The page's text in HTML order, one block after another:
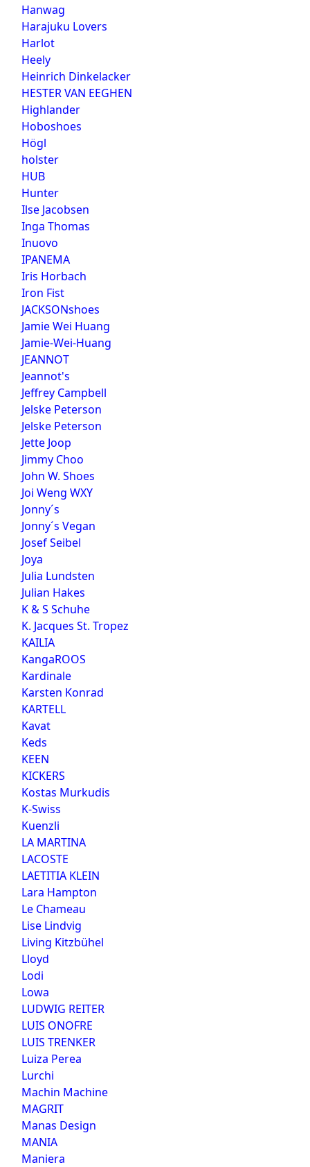
Hanwag
Harajuku Lovers
Harlot
Heely
Heinrich Dinkelacker
HESTER VAN EEGHEN
Highlander
Hoboshoes
Högl
holster
HUB
Hunter
Ilse Jacobsen
Inga Thomas
Inuovo
IPANEMA
Iris Horbach
Iron Fist
JACKSONshoes
Jamie Wei Huang
Jamie-Wei-Huang
JEANNOT
Jeannot's
Jeffrey Campbell
Jelske Peterson
Jelske Peterson
Jette Joop
Jimmy Choo
John W. Shoes
Joi Weng WXY
Jonny´s
Jonny´s Vegan
Josef Seibel
Joya
Julia Lundsten
Julian Hakes
K & S Schuhe
K. Jacques St. Tropez
KAILIA
KangaROOS
Kardinale
Karsten Konrad
KARTELL
Kavat
Keds
KEEN
KICKERS
Kostas Murkudis
K-Swiss
Kuenzli
LA MARTINA
LACOSTE
LAETITIA KLEIN
Lara Hampton
Le Chameau
Lise Lindvig
Living Kitzbühel
Lloyd
Lodi
Lowa
LUDWIG REITER
LUIS ONOFRE
LUIS TRENKER
Luiza Perea
Lurchi
Machin Machine
MAGRIT
Manas Design
MANIA
Maniera